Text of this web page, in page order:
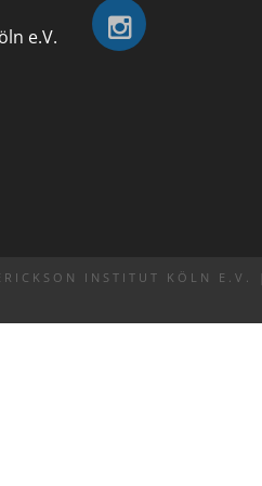
e.V.
INSTITUT KÖLN E.V. |